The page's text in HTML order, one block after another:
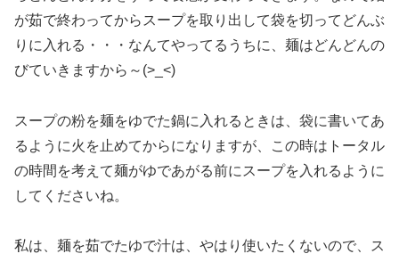
が茹で終わってからスープを取り出して袋を切ってどんぶ
りに入れる・・・なんてやってるうちに、麺はどんどんの
びていきますから～(>_<)
スープの粉を麺をゆでた鍋に入れるときは、袋に書いてあ
るように火を止めてからになりますが、この時はトータル
の時間を考えて麺がゆであがる前にスープを入れるように
してくださいね。
私は、麺を茹でたゆで汁は、やはり使いたくないので、ス